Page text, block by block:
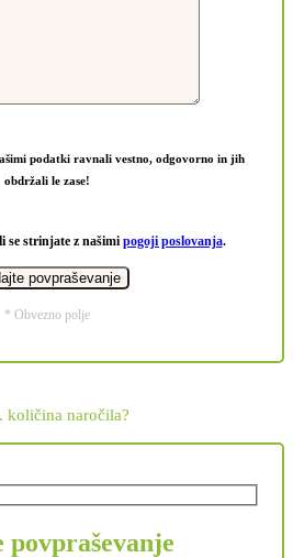
podatki ravnali vestno, odgovorno in jih
obdržali le zase!
se strinjate z našimi pogoji poslovanja.
* Obvezno polje
količina naročila?
povpraševanje